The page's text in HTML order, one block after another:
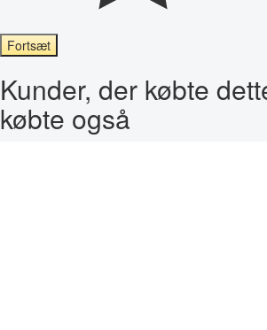
Fortsæt
Kunder, der købte
købte også